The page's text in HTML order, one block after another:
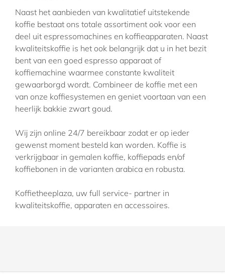
Naast het aanbieden van kwalitatief uitstekende
koffie bestaat ons totale assortiment ook voor een
deel uit espressomachines en koffieapparaten. Naast
kwaliteitskoffie is het ook belangrijk dat u in het bezit
bent van een goed espresso apparaat of
koffiemachine waarmee constante kwaliteit
gewaarborgd wordt. Combineer de koffie met een
van onze koffiesystemen en geniet voortaan van een
heerlijk bakkie zwart goud.
Wij zijn online 24/7 bereikbaar zodat er op ieder
gewenst moment besteld kan worden. Koffie is
verkrijgbaar in gemalen koffie, koffiepads en/of
koffiebonen in de varianten arabica en robusta.
Koffietheeplaza, uw full service- partner in
kwaliteitskoffie, apparaten en accessoires.